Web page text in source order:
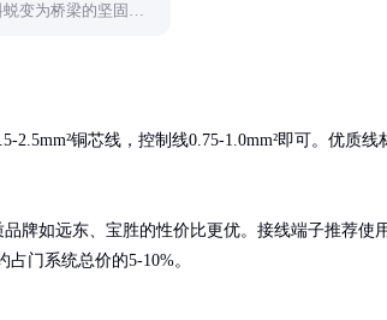
变为桥梁的坚固骨
铜芯线，控制线0.75-1.0mm²即可。优质线
牌如远东、宝胜的性价比更优。接线端子推荐使
门系统总价的5-10%。